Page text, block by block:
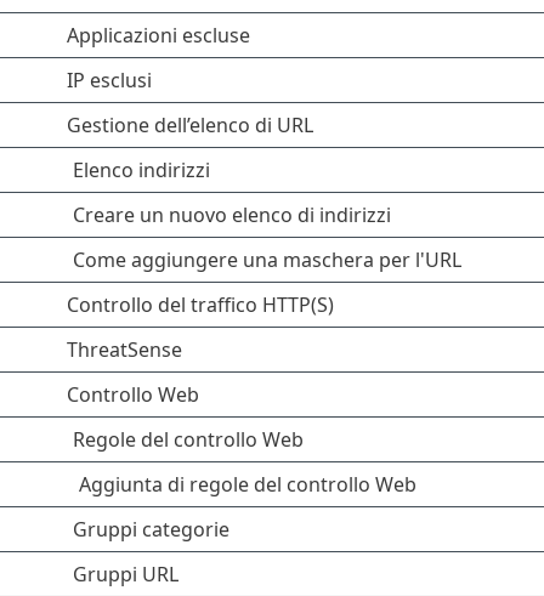
Applicazioni escluse
IP esclusi
Gestione dell’elenco di URL
Elenco indirizzi
Creare un nuovo elenco di indirizzi
Come aggiungere una maschera per l'URL
Controllo del traffico HTTP(S)
ThreatSense
Controllo Web
Regole del controllo Web
Aggiunta di regole del controllo Web
Gruppi categorie
Gruppi URL